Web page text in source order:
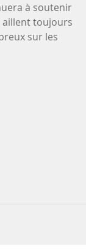
à soutenir
aillent toujours
sur les